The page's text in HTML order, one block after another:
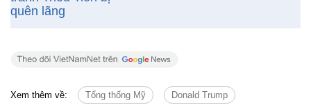
Xem thêm về: Tổng thống Mỹ Donald Trump